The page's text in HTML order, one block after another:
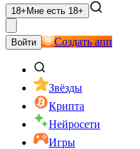
18+ Мне есть 18+
Войти Создать апп
Звёзды
Крипта
Нейросети
Игры